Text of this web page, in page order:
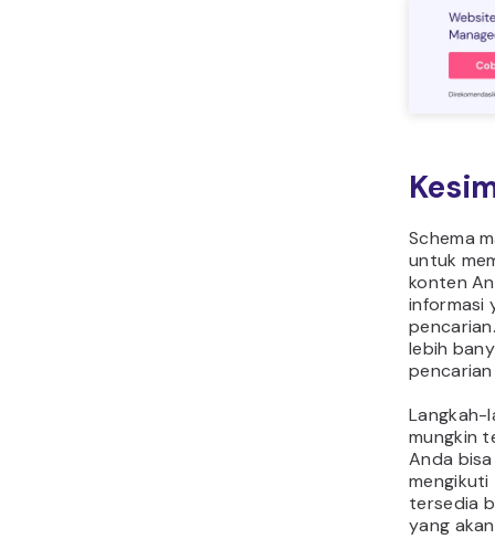
Schema
untuk
konten
informasi
lebih
Langkah-
mungkin
Anda
tersedia
yang